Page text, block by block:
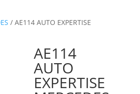
/ AE114 AUTO EXPERTISE
AE114
AUTO
EXPERTISE